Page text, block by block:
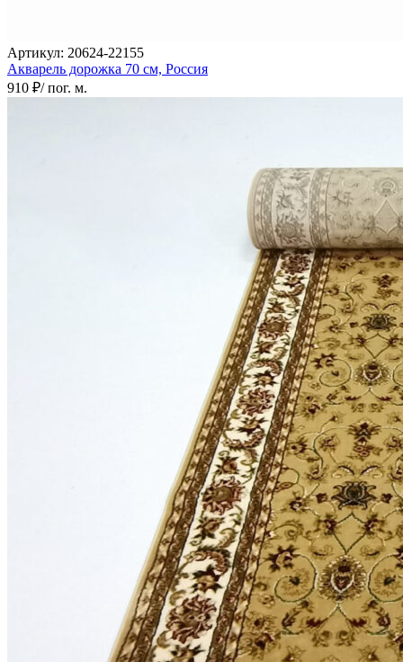
Артикул: 20624-22155
Акварель дорожка 70 см, Россия
910 ₽/ пог. м.